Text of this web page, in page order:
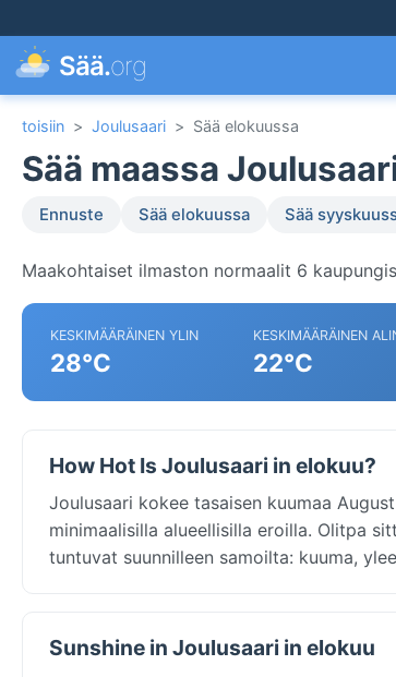
Sää.org
toisiin > Joulusaari > Sää elokuussa
Sää maassa
Ennuste Sää elokuussa Sää
Maakohtaiset ilmaston normaalit 6
KESKIMÄÄRÄINEN YLIN
28°C
KESKIMÄÄRÄINEN
22°C
How Hot Is Joulusaari in elokuu?
Joulusaari kokee tasaisen kuumaa
minimaalisilla alueellisilla eroilla. Olitpa
tuntuvat suunnilleen samoilta: kuuma,
Sunshine in Joulusaari in elokuu